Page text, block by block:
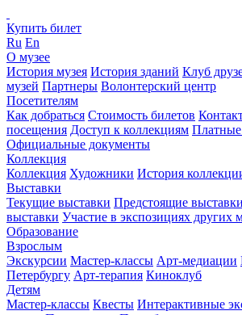
Купить билет
Ru En
О музее
История музея История зданий Клуб
музей Партнеры Волонтерский центр
Посетителям
Как добраться Стоимость билетов
посещения Доступ к коллекциям Платные
Официальные документы
Коллекция
Коллекция Художники История
Выставки
Текущие выставки Предстоящие выставки
выставки Участие в экспозициях других
Образование
Взрослым
Экскурсии Мастер-классы Арт-медиации
Петербургу Арт-терапия Киноклуб
Детям
Мастер-классы Квесты Интерактивные